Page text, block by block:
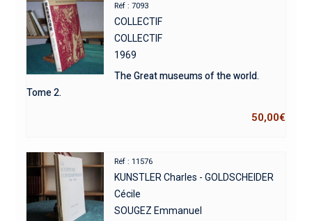
Réf : 7093
COLLECTIF
COLLECTIF
1969
The Great museums of the world.
Tome 2.
50,00€
Réf : 11576
KUNSTLER Charles - GOLDSCHEIDER
Cécile
SOUGEZ Emmanuel